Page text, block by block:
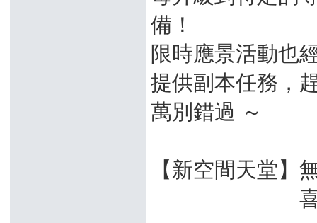
備！
限時應景活動也
提供副本任務，
萬別錯過 ～
【新空間天堂
喜愛天堂